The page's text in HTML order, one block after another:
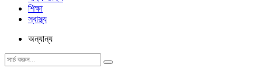
শিক্ষা
স্বাস্থ্য
অন্যান্য